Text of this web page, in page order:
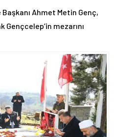
Ahmet Metin Genç,
Gençcelep’in mezarını